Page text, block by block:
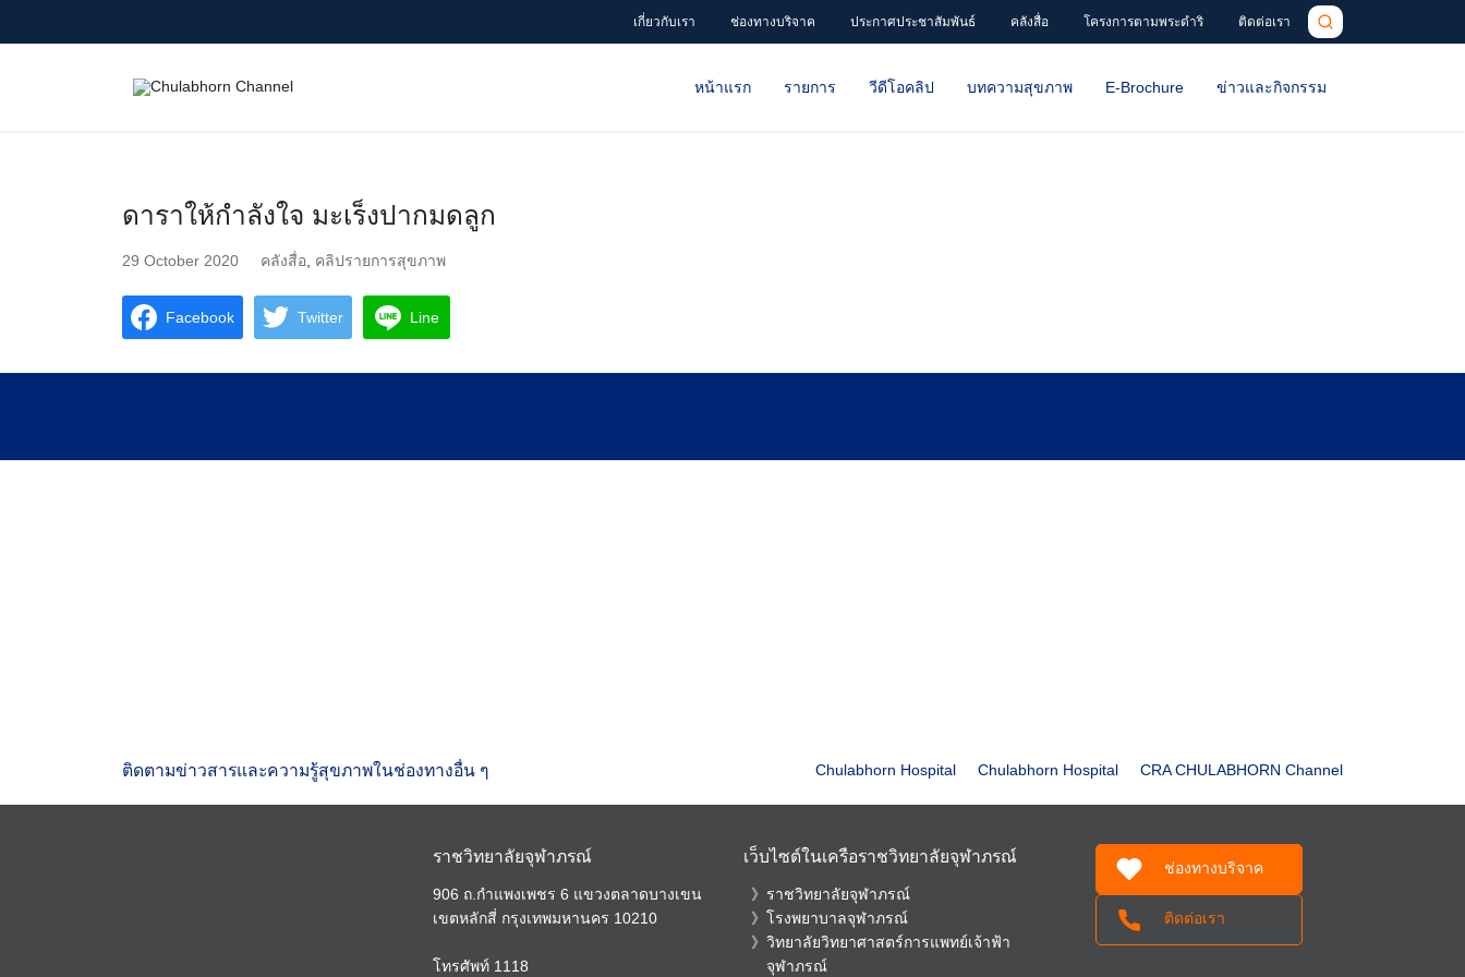
เกี่ยวกับเรา ช่องทางบริจาค ประกาศประชาสัมพันธ์ คลังสื่อ โครงการตามพระดำริ ติดต่อเรา
หน้าแรก รายการ วีดีโอคลิป บทความสุขภาพ E-Brochure ข่าวและกิจกรรม
ดาราให้กำลังใจ มะเร็งปากมดลูก
29 October 2020 คลังสื่อ คลิปรายการสุขภาพ
Facebook Twitter Line
ติดตามข่าวสารและความรู้สุขภาพในช่องทางอื่น ๆ Chulabhorn Hospital Chulabhorn Hospital CRA CHULABHORN Channel
ราชวิทยาลัยจุฬาภรณ์
906 ถ.กำแพงเพชร 6 แขวงตลาดบางเขน
เขตหลักสี่ กรุงเทพมหานคร 10210
โทรศัพท์ 1118
เว็บไซต์ในเครือราชวิทยาลัยจุฬาภรณ์
ราชวิทยาลัยจุฬาภรณ์
โรงพยาบาลจุฬาภรณ์
วิทยาลัยวิทยาศาสตร์การแพทย์เจ้าฟ้า
จุฬาภรณ์
ช่องทางบริจาค
ติดต่อเรา